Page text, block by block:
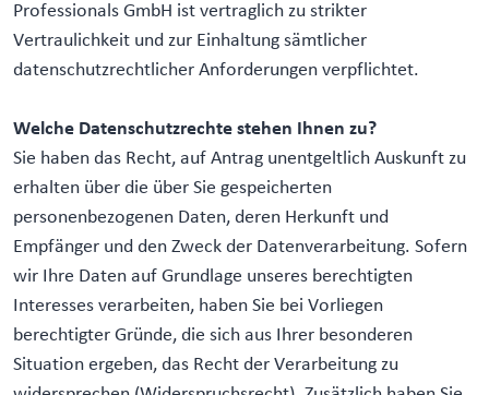
Professionals GmbH ist vertraglich zu strikter
Vertraulichkeit und zur Einhaltung sämtlicher
datenschutzrechtlicher Anforderungen verpflichtet.
Welche Datenschutzrechte stehen Ihnen zu?
Sie haben das Recht, auf Antrag unentgeltlich Auskunft zu
erhalten über die über Sie gespeicherten
personenbezogenen Daten, deren Herkunft und
Empfänger und den Zweck der Datenverarbeitung. Sofern
wir Ihre Daten auf Grundlage unseres berechtigten
Interesses verarbeiten, haben Sie bei Vorliegen
berechtigter Gründe, die sich aus Ihrer besonderen
Situation ergeben, das Recht der Verarbeitung zu